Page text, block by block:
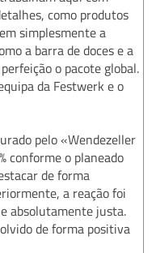
como produtos
simplesmente a
a barra de doces e a
o pacote global.
da Festwerk e o
pelo «Wendezeller
conforme o planeado
de forma
a reação foi
absolutamente justa.
de forma positiva